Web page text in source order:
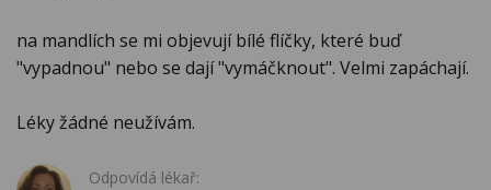
na mandlích se mi objevují bílé flíčky, které buď
"vypadnou" nebo se dají "vymáčknout". Velmi zapáchají.
Léky žádné neužívám.
Odpovídá lékař: